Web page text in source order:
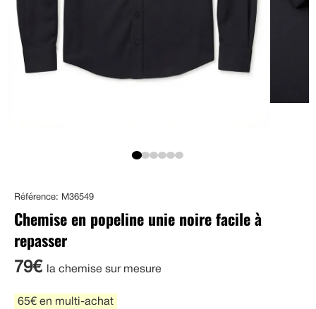
Référence: M36549
Chemise en popeline unie noire facile à
repasser
79€ la chemise sur mesure
65€ en multi-achat